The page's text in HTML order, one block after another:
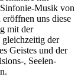
Musik von
uns diese
mit der
gleichzeitig der
Geistes und der
, Seelen-